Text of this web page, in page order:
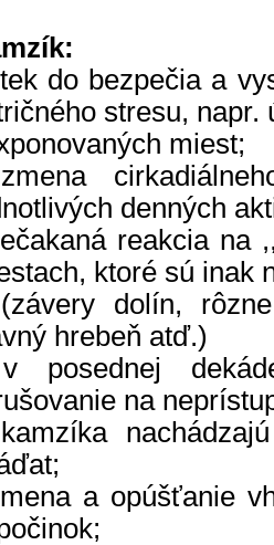
do bezpečia a
stresu, napr.
miest;
denných
reakcia na
ktoré sú inak
dolín,
hrebeň atď.)
posednej
na
a opúšťanie